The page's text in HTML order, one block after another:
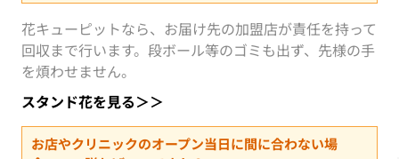
花キューピットなら、お届け先の加盟店が責任を持って
回収まで行います。段ボール等のゴミも出ず、先様の手
を煩わせません。
スタンド花を見る＞＞
お店やクリニックのオープン当日に間に合わない場